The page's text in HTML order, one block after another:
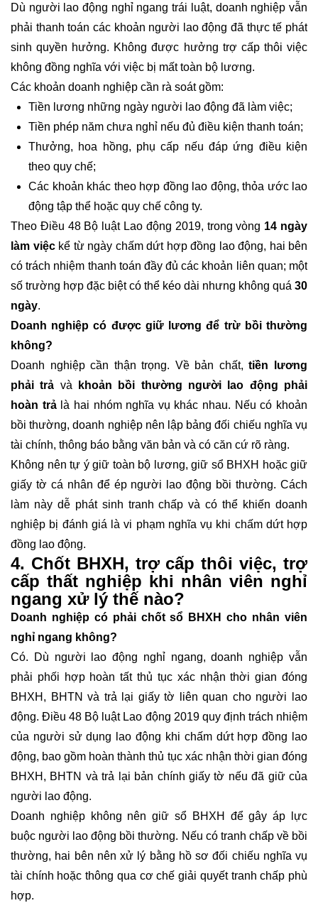
Dù người lao động nghỉ ngang trái luật, doanh nghiệp vẫn
phải thanh toán các khoản người lao động đã thực tế phát
sinh quyền hưởng. Không được hưởng trợ cấp thôi việc
không đồng nghĩa với việc bị mất toàn bộ lương.
Các khoản doanh nghiệp cần rà soát gồm:
Tiền lương những ngày người lao động đã làm việc;
Tiền phép năm chưa nghỉ nếu đủ điều kiện thanh toán;
Thưởng, hoa hồng, phụ cấp nếu đáp ứng điều kiện
theo quy chế;
Các khoản khác theo hợp đồng lao động, thỏa ước lao
động tập thể hoặc quy chế công ty.
Theo Điều 48 Bộ luật Lao động 2019, trong vòng 14 ngày
làm việckể từ ngày chấm dứt hợp đồng lao động, hai bên
có trách nhiệm thanh toán đầy đủ các khoản liên quan; một
số trường hợp đặc biệt có thể kéo dài nhưng không quá 30
ngày.
Doanh nghiệp có được giữ lương để trừ bồi thường
không?
Doanh nghiệp cần thận trọng. Về bản chất,tiền lương
phải trả và
khoản bồi thường người lao động phải
hoàn trảlà hai nhóm nghĩa vụ khác nhau. Nếu có khoản
bồi thường, doanh nghiệp nên lập bảng đối chiếu nghĩa vụ
tài chính, thông báo bằng văn bản và có căn cứ rõ ràng.
Không nên tự ý giữ toàn bộ lương, giữ sổ BHXH hoặc giữ
giấy tờ cá nhân để ép người lao động bồi thường. Cách
làm này dễ phát sinh tranh chấp và có thể khiến doanh
nghiệp bị đánh giá là vi phạm nghĩa vụ khi chấm dứt hợp
đồng lao động.
4. Chốt BHXH, trợ cấp thôi việc, trợ
cấp thất nghiệp khi nhân viên nghỉ
ngang xử lý thế nào?
Doanh nghiệp có phải chốt sổ BHXH cho nhân viên
nghỉ ngang không?
Có. Dù người lao động nghỉ ngang, doanh nghiệp vẫn
phải phối hợp hoàn tất thủ tục xác nhận thời gian đóng
BHXH, BHTN và trả lại giấy tờ liên quan cho người lao
động. Điều 48 Bộ luật Lao động 2019 quy định trách nhiệm
của người sử dụng lao động khi chấm dứt hợp đồng lao
động, bao gồm hoàn thành thủ tục xác nhận thời gian đóng
BHXH, BHTN và trả lại bản chính giấy tờ nếu đã giữ của
người lao động.
Doanh nghiệp không nên giữ sổ BHXH để gây áp lực
buộc người lao động bồi thường. Nếu có tranh chấp về bồi
thường, hai bên nên xử lý bằng hồ sơ đối chiếu nghĩa vụ
tài chính hoặc thông qua cơ chế giải quyết tranh chấp phù
hợp.